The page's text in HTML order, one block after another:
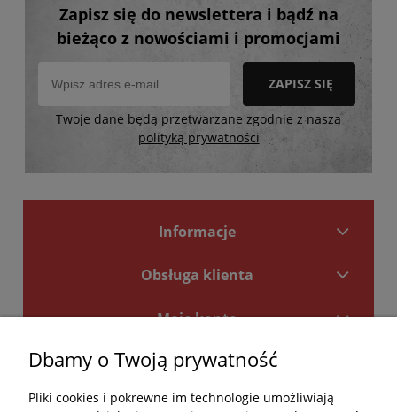
Zapisz się do newslettera i bądź na
bieżąco z nowościami i promocjami
ZAPISZ SIĘ
Twoje dane będą przetwarzane zgodnie z naszą
polityką prywatności
Informacje
Obsługa klienta
Moje konto
Płatności i dostawa
Kontakt
Dbamy o Twoją prywatność
Pliki cookies i pokrewne im technologie umożliwiają